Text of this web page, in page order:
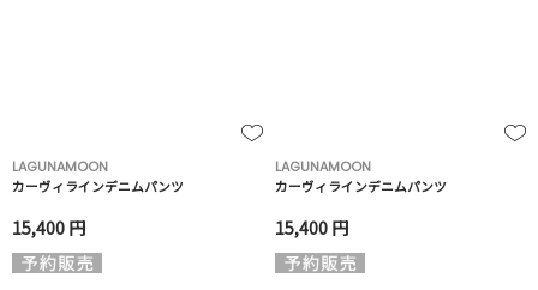
LAGUNAMOON
カーヴィラインデニムパンツ
15,400 円
LAGUNAMOON
カーヴィラインデニムパンツ
15,400 円